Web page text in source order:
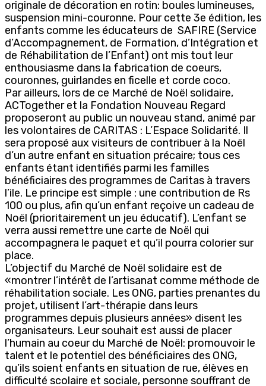
originale de décoration en rotin: boules lumineuses,
suspension mini-couronne. Pour cette 3e édition, les
enfants comme les éducateurs de SAFIRE (Service
d’Accompagnement, de Formation, d’Intégration et
de Réhabilitation de l’Enfant) ont mis tout leur
enthousiasme dans la fabrication de coeurs,
couronnes, guirlandes en ficelle et corde coco.
Par ailleurs, lors de ce Marché de Noël solidaire,
ACTogether et la Fondation Nouveau Regard
proposeront au public un nouveau stand, animé par
les volontaires de CARITAS : L’Espace Solidarité. Il
sera proposé aux visiteurs de contribuer à la Noël
d’un autre enfant en situation précaire; tous ces
enfants étant identifiés parmi les familles
bénéficiaires des programmes de Caritas à travers
l’ile. Le principe est simple : une contribution de Rs
100 ou plus, afin qu’un enfant reçoive un cadeau de
Noël (prioritairement un jeu éducatif). L’enfant se
verra aussi remettre une carte de Noël qui
accompagnera le paquet et qu’il pourra colorier sur
place.
L’objectif du Marché de Noël solidaire est de
«montrer l’intérêt de l’artisanat comme méthode de
réhabilitation sociale. Les ONG, parties prenantes du
projet, utilisent l’art-thérapie dans leurs
programmes depuis plusieurs années» disent les
organisateurs. Leur souhait est aussi de placer
l’humain au coeur du Marché de Noël: promouvoir le
talent et le potentiel des bénéficiaires des ONG,
qu’ils soient enfants en situation de rue, élèves en
difficulté scolaire et sociale, personne souffrant de